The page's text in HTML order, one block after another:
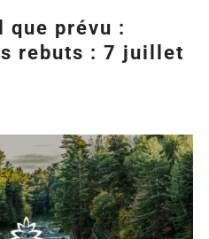
que prévu :
rebuts : 7 juillet